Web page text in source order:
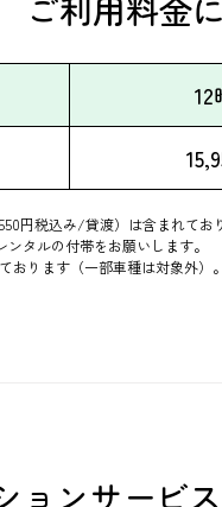
12
円税込み/貸渡）は含まれてお
タルの付帯をお願いします。
ります（一部車種は対象外）。
ョンサービス